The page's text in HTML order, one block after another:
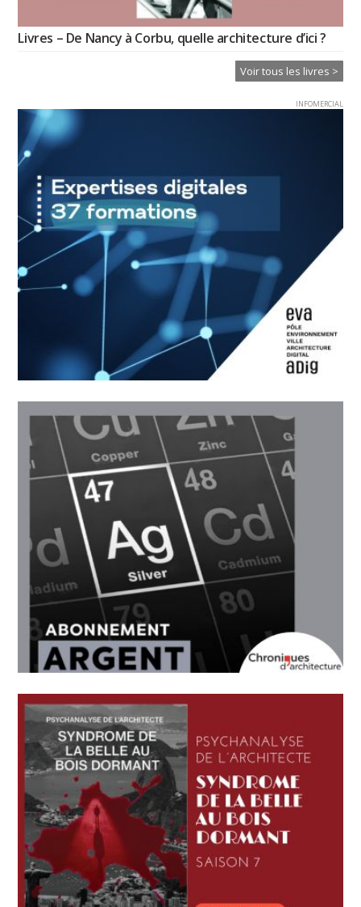
Livres – De Nancy à Corbu, quelle architecture d’ici ?
Voir tous les livres >
INFOMERCIAL